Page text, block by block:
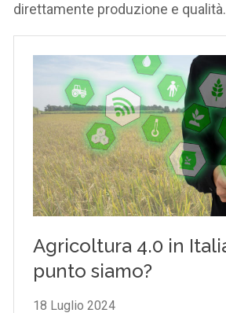
direttamente produzione e qualità.